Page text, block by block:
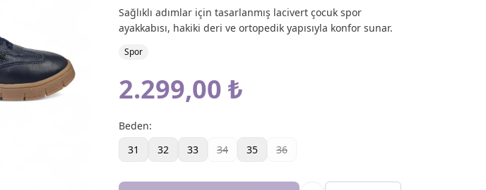
Sağlıklı adımlar için tasarlanmış lacivert çocuk spor
ayakkabısı, hakiki deri ve ortopedik yapısıyla konfor sunar.
Spor
2.299,00 ₺
Beden:
31
32 33 34 35 36